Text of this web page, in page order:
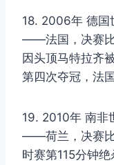
18. 2006年 德
——法国，决赛
因头顶马特拉齐
第四次夺冠，法
19. 2010年 南
——荷兰，决赛比
时赛第115分钟